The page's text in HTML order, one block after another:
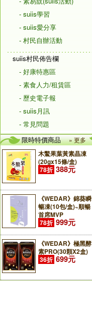
- suiis學習
- suiis愛分享
- 村民自辦活動
suiis村民佈告欄
- 好康特惠區
- 素食人力/租賃區
- 歷史電子報
- suiis月訊
- 常見問題
限時特價商品
» 更多
木鱉果葉黃素晶凍
(20gx15條/盒)
78折 388元
《WEDAR》錦葵瞬
暢凍(10包/盒)~順暢
首席MVP
78折 999元
《WEDAR》極黑酵
素PRO(30顆X2盒)
36折 699元